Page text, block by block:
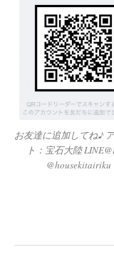
お友達に追加してね♪
ト：宝石大陸
@housekitairiku